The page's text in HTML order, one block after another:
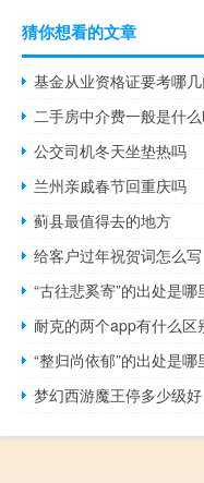
猜你想看的文章
基金从业资格证要考哪
二手房中介费一般是什
公交司机冬天坐垫热吗
兰州亲戚春节回重庆吗
蓟县最值得去的地方
给客户过年祝贺词怎么写
“古往悲奚寄”的出处是哪
耐克的两个app有什么区
“整归尚依郁”的出处是哪
梦幻西游魔王停多少级好